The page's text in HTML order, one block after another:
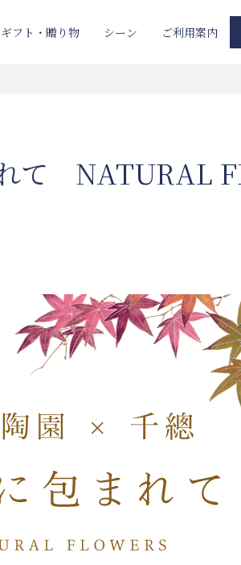
ギフト・贈り物 シーン ご利用案内
て NATURAL